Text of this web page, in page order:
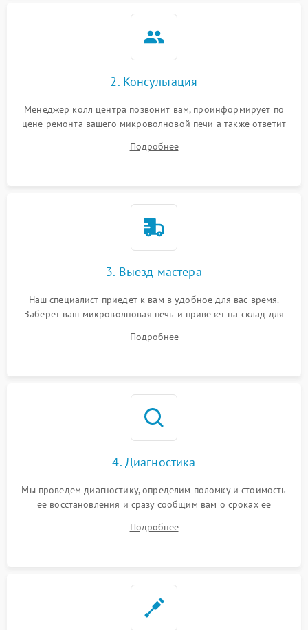
2. Консультация
Менеджер колл центра позвонит вам, проинформирует по
цене ремонта вашего микроволновой печи а также ответит
Подробнее
3. Выезд мастера
Наш специалист приедет к вам в удобное для вас время.
Заберет ваш микроволновая печь и привезет на склад для
Подробнее
4. Диагностика
Мы проведем диагностику, определим поломку и стоимость
ее восстановления и сразу сообщим вам о сроках ее
Подробнее